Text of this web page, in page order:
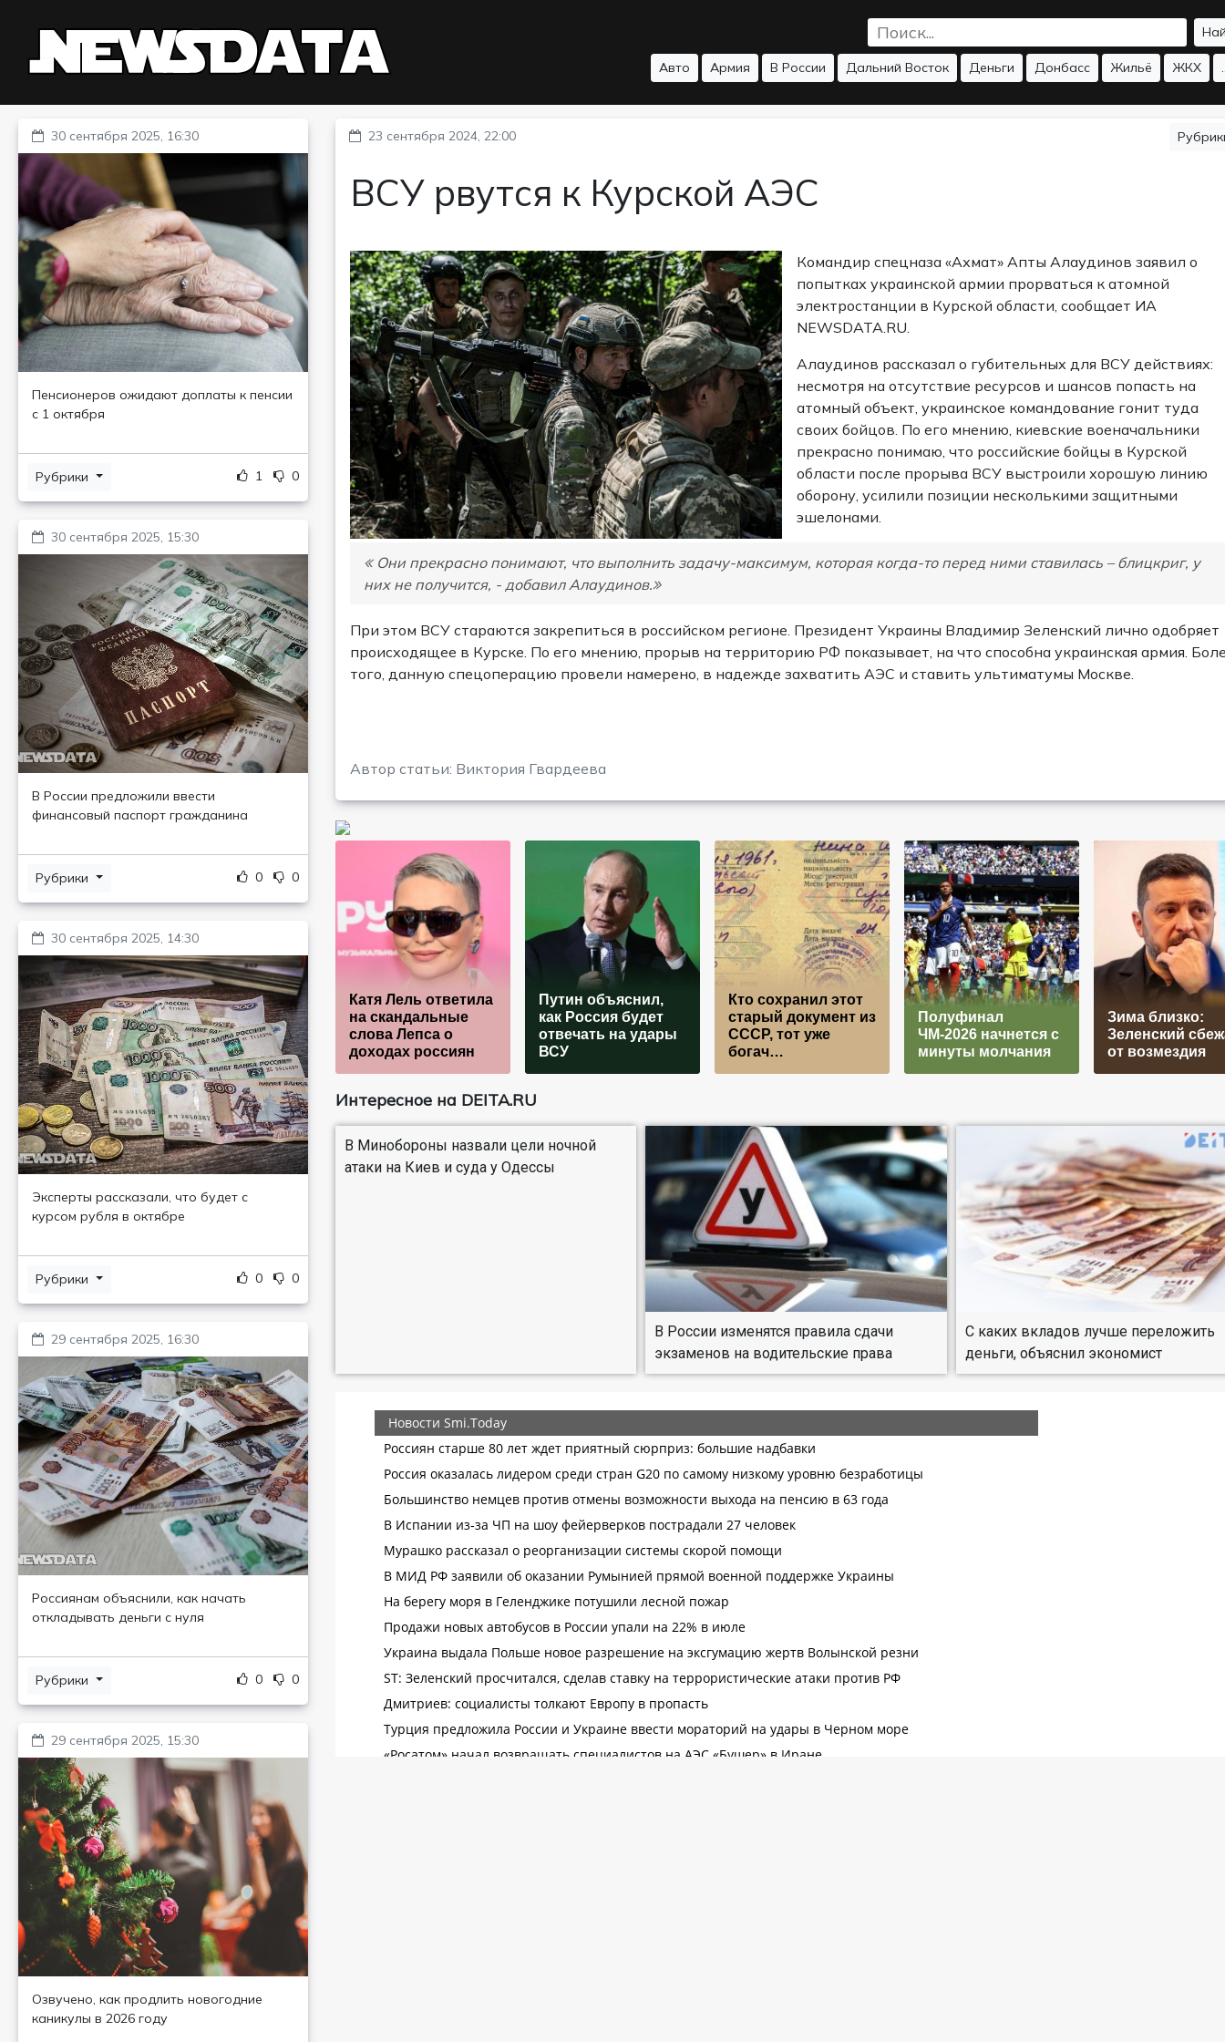
Авто Армия В России Дальний Восток Деньги Донбасс Жильё ЖКХ
30 сентября 2025, 16:30
Пенсионеров ожидают доплаты к пенсии
с 1 октября
Рубрики 1 0
30 сентября 2025, 15:30
В России предложили ввести
финансовый паспорт гражданина
Рубрики 0 0
30 сентября 2025, 14:30
Эксперты рассказали, что будет с
курсом рубля в октябре
Рубрики 0 0
29 сентября 2025, 16:30
Россиянам объяснили, как начать
откладывать деньги с нуля
Рубрики 0 0
29 сентября 2025, 15:30
Озвучено, как продлить новогодние
каникулы в 2026 году
23 сентября 2024, 22:00
ВСУ рвутся к Курской АЭС
Командир спецназа «Ахмат» Апты Алаудинов заявил о
попытках украинской армии прорваться к атомной
электростанции в Курской области, сообщает ИА
NEWSDATA.RU.
Алаудинов рассказал о губительных для ВСУ действиях:
несмотря на отсутствие ресурсов и шансов попасть на
атомный объект, украинское командование гонит туда
своих бойцов. По его мнению, киевские военачальники
прекрасно понимаю, что российские бойцы в Курской
области после прорыва ВСУ выстроили хорошую линию
оборону, усилили позиции несколькими защитными
эшелонами.
Они прекрасно понимают, что выполнить задачу-максимум, которая когда-то перед ними ставилась – блицкриг, у
них не получится, - добавил Алаудинов.
При этом ВСУ стараются закрепиться в российском регионе. Президент Украины Владимир Зеленский лично одобряет
происходящее в Курске. По его мнению, прорыв на территорию РФ показывает, на что способна украинская армия.
того, данную спецоперацию провели намерено, в надежде захватить АЭС и ставить ультиматумы Москве.
Автор статьи: Виктория Гвардеева
Катя Лель ответила
на скандальные
слова Лепса о
доходах россиян
Путин объяснил,
как Россия будет
отвечать на удары
ВСУ
Кто сохранил этот
старый документ из
СССР, тот уже
богач…
Полуфинал
ЧМ-2026 начнется с
минуты молчания
Зима близко:
Зеленский
от возмездия
Интересное на DEITA.RU
В Минобороны назвали цели ночной
атаки на Киев и суда у Одессы
В России изменятся правила сдачи
экзаменов на водительские права
С каких вкладов лучше переложить
деньги, объяснил экономист